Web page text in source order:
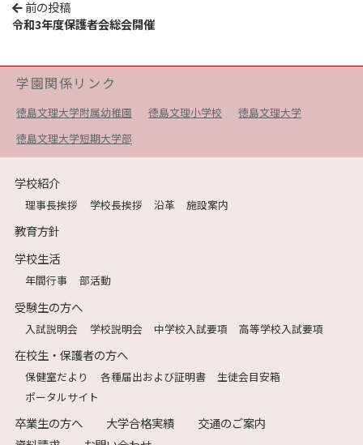
前の投稿
令和3年度保護者会総会開催
学園関係リンク
徳島文理大学附属幼稚園 徳島文理小学校
徳島文理大学
徳島文理大学短期大学部
学校紹介
理事長挨拶 学校長挨拶 沿革 施設案内
教育方針
学校生活
年間行事 部活動
受験生の方へ
入試説明会 学校説明会 中学校入試要項 高等学校入試要項
在校生・保護者の方へ
保健室だより 各種届出および証明書
生徒会目安箱
ポータルサイト
卒業生の方へ 大学合格実績
交通のご案内